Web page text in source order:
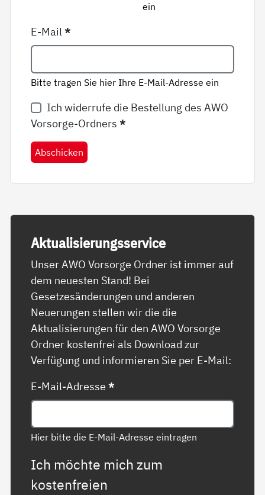
ein
E-Mail*
Bitte tragen Sie hier Ihre E-Mail-Adresse ein
Ich widerrufe die Bestellung des AWO
Vorsorge-Ordners*
Abschicken
Ak­tua­li­sie­rungs­ser­vice
Unser AWO Vorsorge Ordner ist immer auf
dem neuesten Stand! Bei
Gesetzesänderungen und anderen
Neuerungen stellen wir die die
Aktualisierungen für den AWO Vorsorge
Ordner kostenfrei als Download zur
Verfügung und informieren Sie per E-Mail:
E-Mail-Adresse*
Hier bitte die E-Mail-Adresse eintragen
Ich möchte mich zum
kostenfreien